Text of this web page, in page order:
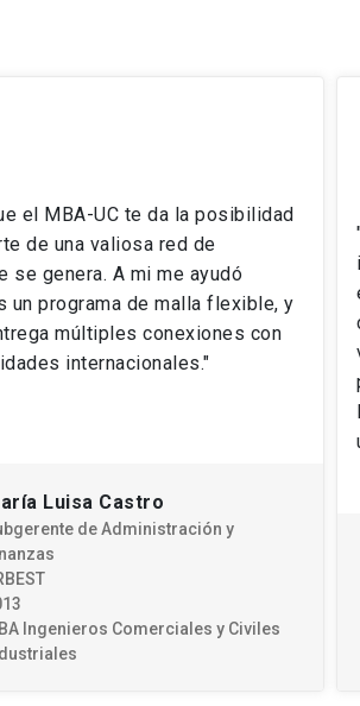
el MBA-UC te da la posibilidad
de una valiosa red de
se genera. A mi me ayudó
un programa de malla flexible, y
múltiples conexiones con
internacionales."
Luisa Castro
de Administración y
Ingenieros Comerciales y Civiles